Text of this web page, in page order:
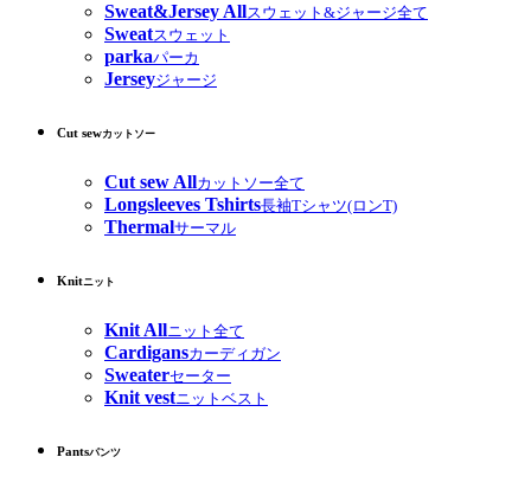
Sweat&Jersey Allスウェット&ジャージ全て
Sweatスウェット
parkaパーカ
Jerseyジャージ
Cut sewカットソー
Cut sew Allカットソー全て
Longsleeves Tshirts長袖Tシャツ(ロンT)
Thermalサーマル
Knitニット
Knit Allニット全て
Cardigansカーディガン
Sweaterセーター
Knit vestニットベスト
Pantsパンツ